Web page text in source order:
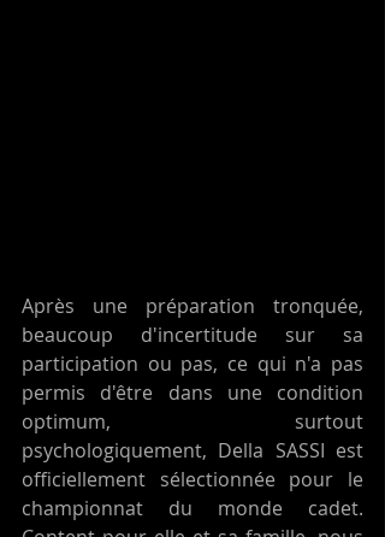
Après une préparation tronquée,
beaucoup d'incertitude sur sa
participation ou pas, ce qui n'a pas
permis d'être dans une condition
optimum, surtout
psychologiquement, Della SASSI est
officiellement sélectionnée pour le
championnat du monde cadet.